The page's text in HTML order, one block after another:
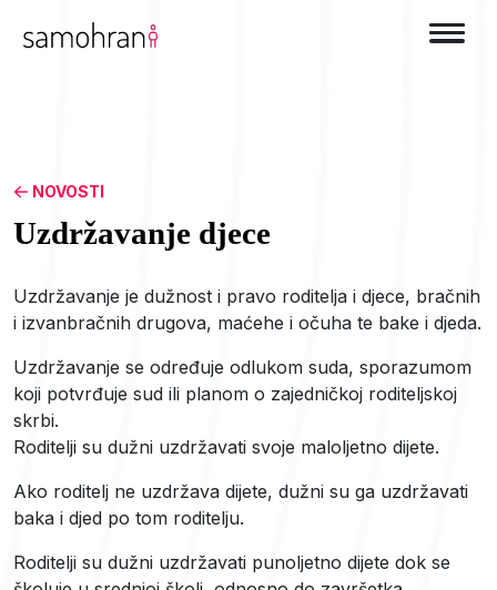
NOVOSTI
Uzdržavanje djece
Uzdržavanje je dužnost i pravo roditelja i djece, bračnih
i izvanbračnih drugova, maćehe i očuha te bake i djeda.
Uzdržavanje se određuje odlukom suda, sporazumom
koji potvrđuje sud ili planom o zajedničkoj roditeljskoj
skrbi.
Roditelji su dužni uzdržavati svoje maloljetno dijete.
Ako roditelj ne uzdržava dijete, dužni su ga uzdržavati
baka i djed po tom roditelju.
Roditelji su dužni uzdržavati punoljetno dijete dok se